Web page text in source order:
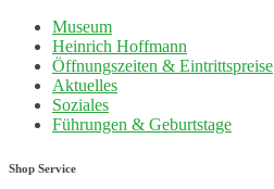
Museum
Heinrich Hoffmann
Öffnungszeiten & Eintrittspreise
Aktuelles
Soziales
Führungen & Geburtstage
Shop Service